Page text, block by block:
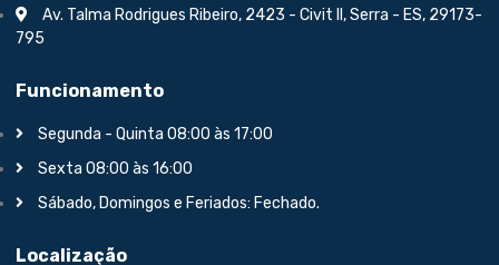
Av. Talma Rodrigues Ribeiro, 2423 - Civit II, Serra - ES, 29173-
795
Funcionamento
Segunda - Quinta 08:00 às 17:00
Sexta 08:00 às 16:00
Sábado, Domingos e Feriados: Fechado.
Localização